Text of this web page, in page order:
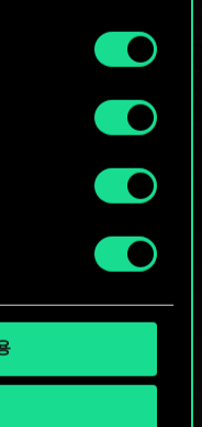
관련 설정은 아래의